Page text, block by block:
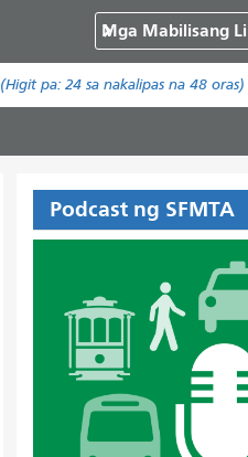
Mga Mabilisang
(Higit pa:24 sa nakalipas na 48 oras)
Podcast ng SFMTA